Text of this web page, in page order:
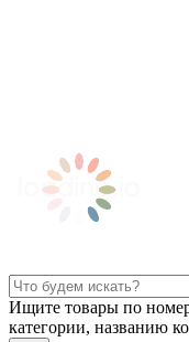
Ищите товары по
категории, названию